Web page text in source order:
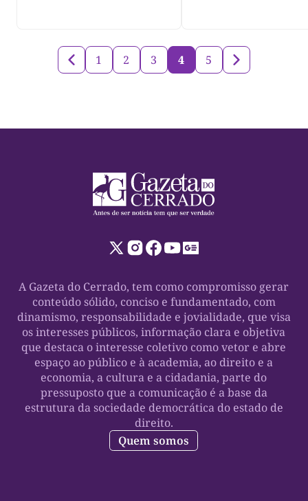
1 2 3 4 5
A Gazeta do Cerrado, tem como compromisso gerar
conteúdo sólido, conciso e fundamentado, com
dinamismo, responsabilidade e jovialidade, que visa
os interesses públicos, informação clara e objetiva
que destaca o interesse coletivo como vetor e abre
espaço ao público e à academia, ao direito e a
economia, a cultura e a cidadania, parte do
pressuposto que a comunicação é a base da
estrutura da sociedade democrática do estado de
direito.
Quem somos